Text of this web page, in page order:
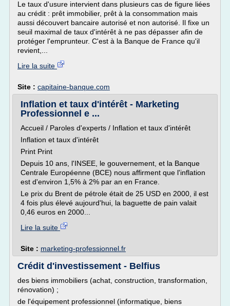
Le taux d'usure intervient dans plusieurs cas de figure liées
au crédit : prêt immobilier, prêt à la consommation mais
aussi découvert bancaire autorisé et non autorisé. Il fixe un
seuil maximal de taux d'intérêt à ne pas dépasser afin de
protéger l'emprunteur. C'est à la Banque de France qu'il
revient,...
Lire la suite
Site : capitaine-banque.com
Inflation et taux d'intérêt - Marketing
Professionnel e ...
Accueil / Paroles d'experts / Inflation et taux d'intérêt
Inflation et taux d'intérêt
Print Print
Depuis 10 ans, l'INSEE, le gouvernement, et la Banque
Centrale Européenne (BCE) nous affirment que l'inflation
est d'environ 1,5% à 2% par an en France.
Le prix du Brent de pétrole était de 25 USD en 2000, il est
4 fois plus élevé aujourd'hui, la baguette de pain valait
0,46 euros en 2000...
Lire la suite
Site : marketing-professionnel.fr
Crédit d'investissement - Belfius
des biens immobiliers (achat, construction, transformation,
rénovation) ;
de l'équipement professionnel (informatique, biens